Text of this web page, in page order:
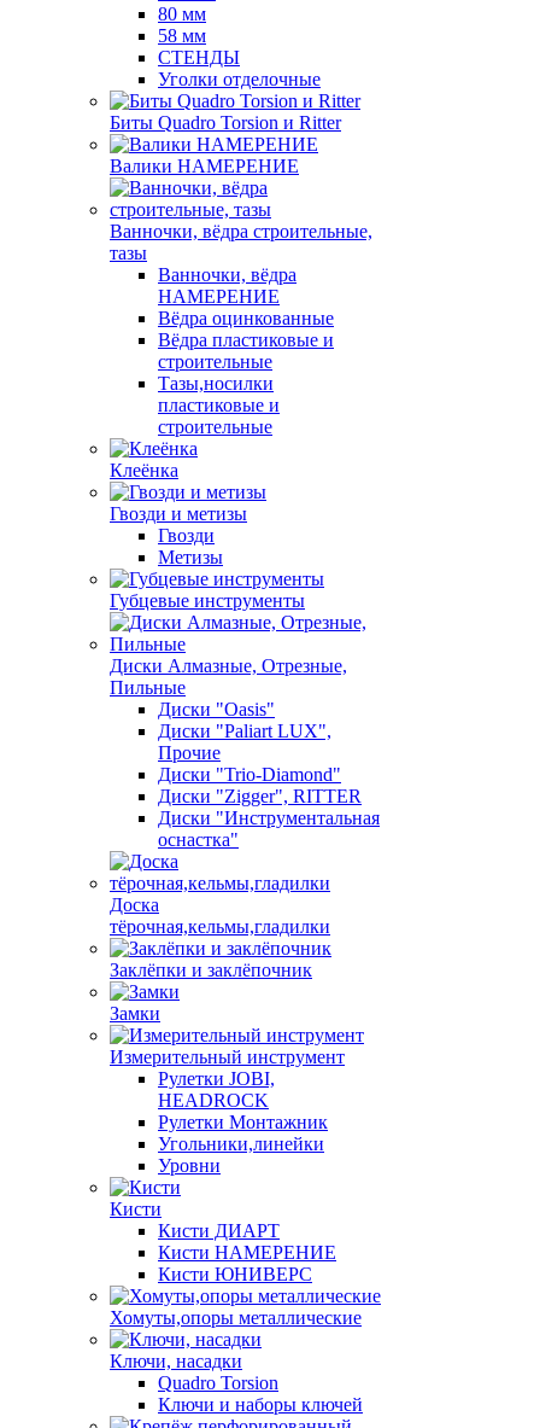
80 мм
58 мм
СТЕНДЫ
Уголки отделочные
Биты Quadro Torsion и Ritter
Валики НАМЕРЕНИЕ
Ванночки, вёдра строительные,
тазы
Ванночки, вёдра
НАМЕРЕНИЕ
Вёдра оцинкованные
Вёдра пластиковые и
строительные
Тазы,носилки
пластиковые и
строительные
Клеёнка
Гвозди и метизы
Гвозди
Метизы
Губцевые инструменты
Диски Алмазные, Отрезные,
Пильные
Диски "Oasis"
Диски "Paliart LUX",
Прочие
Диски "Trio-Diamond"
Диски "Zigger", RITTER
Диски "Инструментальная
оснастка"
Доска
тёрочная,кельмы,гладилки
Заклёпки и заклёпочник
Замки
Измерительный инструмент
Рулетки JOBI,
HEADROCK
Рулетки Монтажник
Угольники,линейки
Уровни
Кисти
Кисти ДИАРТ
Кисти НАМЕРЕНИЕ
Кисти ЮНИВЕРС
Хомуты,опоры металлические
Ключи, насадки
Quadro Torsion
Ключи и наборы ключей